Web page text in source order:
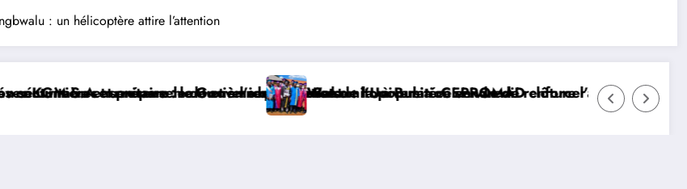
: un hélicoptère attire l’attention
de la population en vue de renforcer la gouvernance sécuritaire participative
Jean Bakomito à Bunia ce vendredi
Watsa : l’Université CEPROMAD clôture l’année académique avec succès, célèbre la collation
Haut-Uele : renforcer la riposte préventive